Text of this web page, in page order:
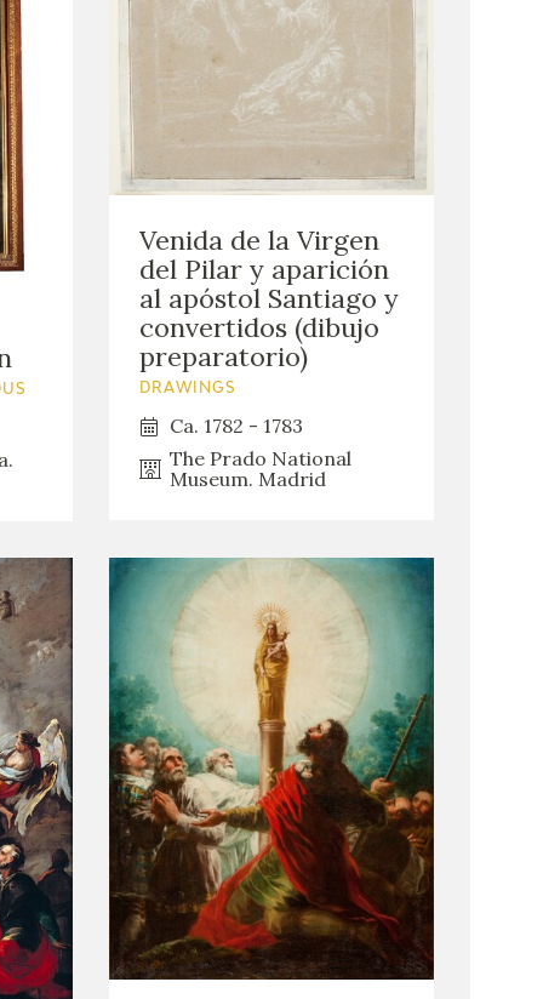
Venida de la Virgen
del Pilar y aparición
al apóstol Santiago y
convertidos (dibujo
preparatorio)
DRAWINGS
Ca. 1782 - 1783
The Prado National
Museum. Madrid